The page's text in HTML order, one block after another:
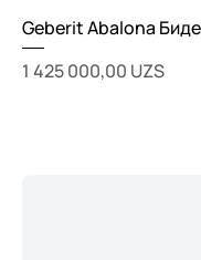
Geberit Abalona
Цена
1 425 000,00 UZS